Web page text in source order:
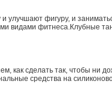
улучшают фигуру, и
видами фитнеса.Клубные
как сделать так, чтобы ни
средства на